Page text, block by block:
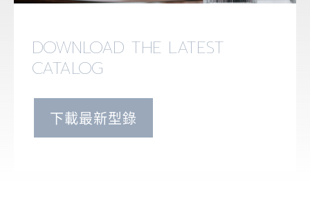
DOWNLOAD THE LATEST
CATALOG
下載最新型錄